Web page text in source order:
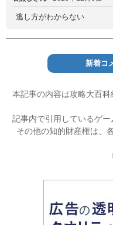
逃し方がわからない
新着コ
本記事の内容は攻略大百
記事内で引用しているゲ
その他の知的財産権は、